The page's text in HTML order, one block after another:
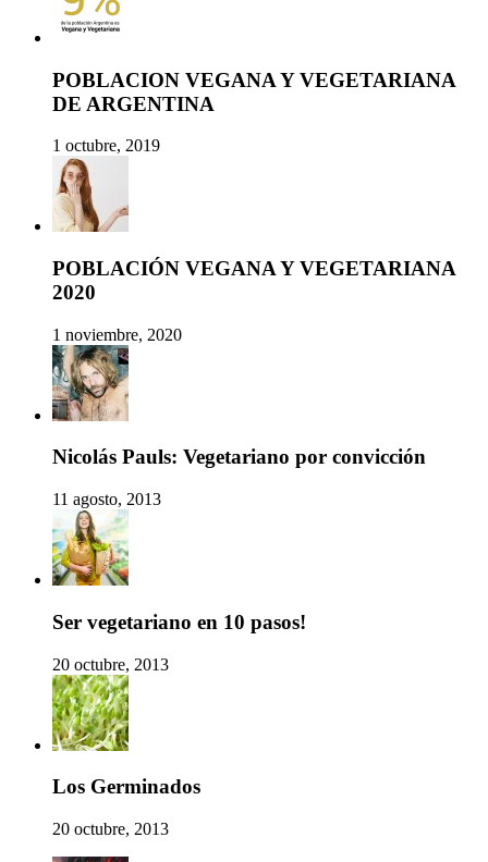
POBLACION VEGANA Y VEGETARIANA
DE ARGENTINA
1 octubre, 2019
POBLACIÓN VEGANA Y VEGETARIANA
2020
1 noviembre, 2020
Nicolás Pauls: Vegetariano por convicción
11 agosto, 2013
Ser vegetariano en 10 pasos!
20 octubre, 2013
Los Germinados
20 octubre, 2013